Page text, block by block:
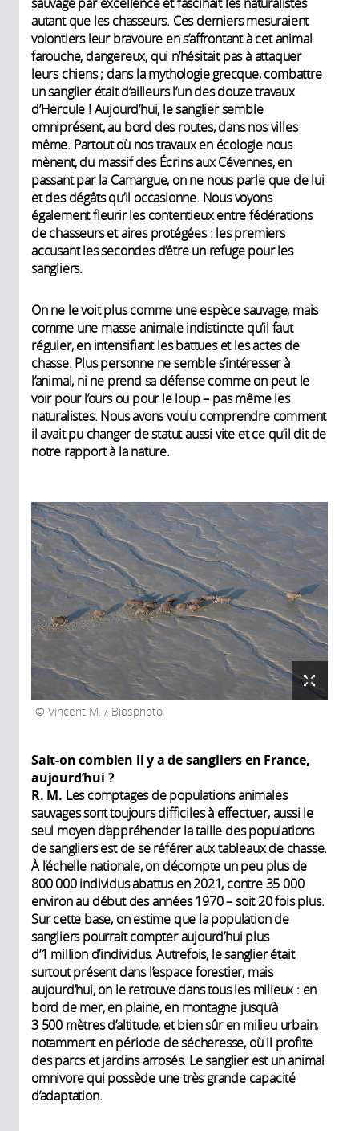
autant que les chasseurs. Ces derniers mesuraient
volontiers leur bravoure en s’affrontant à cet animal
farouche, dangereux, qui n’hésitait pas à attaquer
leurs chiens ; dans la mythologie grecque, combattre
un sanglier était d’ailleurs l’un des douze travaux
d’Hercule ! Aujourd’hui, le sanglier semble
omniprésent, au bord des routes, dans nos villes
même. Partout où nos travaux en écologie nous
mènent, du massif des Écrins aux Cévennes, en
passant par la Camargue, on ne nous parle que de lui
et des dégâts qu’il occasionne. Nous voyons
également fleurir les contentieux entre fédérations
de chasseurs et aires protégées : les premiers
accusant les secondes d’être un refuge pour les
sangliers.
On ne le voit plus comme une espèce sauvage, mais
comme une masse animale indistincte qu’il faut
réguler, en intensifiant les battues et les actes de
chasse. Plus personne ne semble s’intéresser à
l’animal, ni ne prend sa défense comme on peut le
voir pour l’ours ou pour le loup – pas même les
naturalistes. Nous avons voulu comprendre comment
il avait pu changer de statut aussi vite et ce qu’il dit de
notre rapport à la nature.
Vincent M. / Biosphoto
Sait-on combien il y a de sangliers en France,
aujourd’hui ?
R. M. Les comptages de populations animales
sauvages sont toujours difficiles à effectuer, aussi le
seul moyen d’appréhender la taille des populations
de sangliers est de se référer aux tableaux de chasse.
À l’échelle nationale, on décompte un peu plus de
800 000 individus abattus en 2021, contre 35 000
environ au début des années 1970 – soit 20 fois plus.
Sur cette base, on estime que la population de
sangliers pourrait compter aujourd’hui plus
d’1 million d’individus. Autrefois, le sanglier était
surtout présent dans l’espace forestier, mais
aujourd’hui, on le retrouve dans tous les milieux : en
bord de mer, en plaine, en montagne jusqu’à
3 500 mètres d’altitude, et bien sûr en milieu urbain,
notamment en période de sécheresse, où il profite
des parcs et jardins arrosés. Le sanglier est un animal
omnivore qui possède une très grande capacité
d’adaptation.